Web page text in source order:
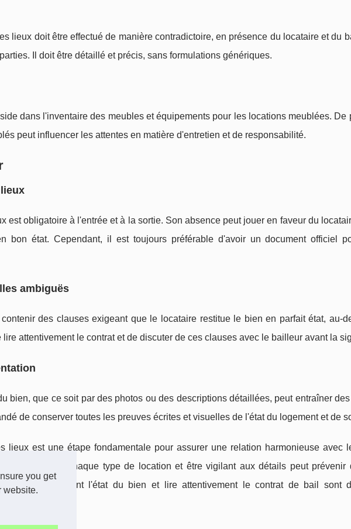
you get
website.
lieux doit être effectué de manière contradictoire, en présence du locataire et du
Il doit être détaillé et précis, sans formulations génériques.
dans l'inventaire des meubles et équipements pour les locations meublées. De
peut influencer les attentes en matière d'entretien et de responsabilité.
est obligatoire à l'entrée et à la sortie. Son absence peut jouer en faveur du
bon état. Cependant, il est toujours préférable d'avoir un document officiel
ambiguës
des clauses exigeant que le locataire restitue le bien en parfait état, au-
attentivement le contrat et de discuter de ces clauses avec le bailleur avant la
bien, que ce soit par des photos ou des descriptions détaillées, peut entraîner
de conserver toutes les preuves écrites et visuelles de l'état du logement et de
lieux est une étape fondamentale pour assurer une relation harmonieuse avec
spécificités de chaque type de location et être vigilant aux détails peut prévenir
minutieusement l'état du bien et lire attentivement le contrat de bail sont
averti.